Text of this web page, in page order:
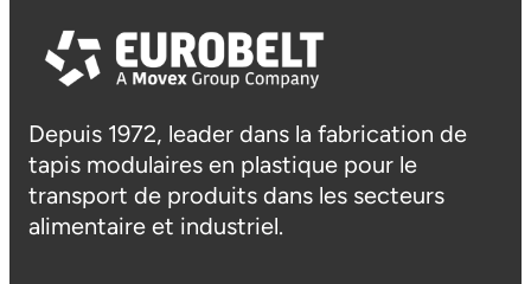
Depuis 1972, leader dans la fabrication de
tapis modulaires en plastique pour le
transport de produits dans les secteurs
alimentaire et industriel.